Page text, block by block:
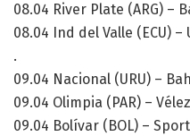
08.04 River Plate (ARG) –
08.04 Ind del Valle (ECU)
.
09.04 Nacional (URU) –
09.04 Olimpia (PAR) –
09.04 Bolívar (BOL) –